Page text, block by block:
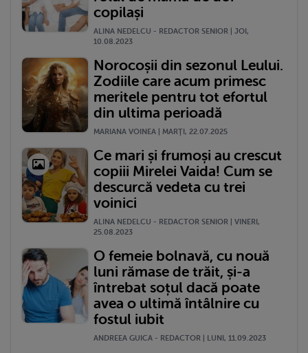
copilași
ALINA NEDELCU - REDACTOR SENIOR | JOI,
10.08.2023
Norocoșii din sezonul Leului.
Zodiile care acum primesc
meritele pentru tot efortul
din ultima perioadă
MARIANA VOINEA | MARŢI, 22.07.2025
Ce mari și frumoși au crescut
copiii Mirelei Vaida! Cum se
descurcă vedeta cu trei
voinici
ALINA NEDELCU - REDACTOR SENIOR | VINERI,
25.08.2023
O femeie bolnavă, cu nouă
luni rămase de trăit, și-a
întrebat soțul dacă poate
avea o ultimă întâlnire cu
fostul iubit
ANDREEA GUICA - REDACTOR | LUNI, 11.09.2023